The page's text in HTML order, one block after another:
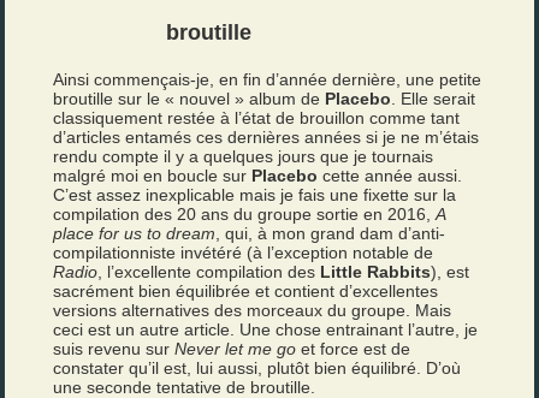
broutille
Ainsi commençais-je, en fin d’année dernière, une petite
broutille sur le « nouvel » album de Placebo . Elle serait
classiquement restée à l’état de brouillon comme tant
d’articles entamés ces dernières années si je ne m’étais
rendu compte il y a quelques jours que je tournais
malgré moi en boucle sur Placebo cette année aussi.
C’est assez inexplicable mais je fais une fixette sur la
compilation des 20 ans du groupe sortie en 2016,A
place for us to dream , qui, à mon grand dam d’anti-
compilationniste invétéré (à l’exception notable de
Radio , l’excellente compilation des Little Rabbits), est
sacrément bien équilibrée et contient d’excellentes
versions alternatives des morceaux du groupe. Mais
ceci est un autre article. Une chose entrainant l’autre, je
suis revenu surNever let me go et force est de
constater qu’il est, lui aussi, plutôt bien équilibré. D’où
une seconde tentative de broutille.